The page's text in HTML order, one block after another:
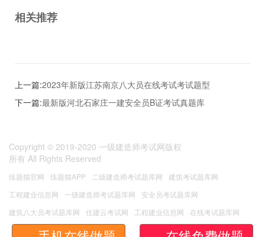
相关推荐
上一篇:2023年新版江苏南京八大员在线考试考试题型
下一篇:最新版河北石家庄一建安全员B证考试真题库
Copyright © 2019-2020 一级建造师考试网版权
所有 All Rights Reserved
练题猫官网 练题猫APP 二级建造师考试题库网
建筑考试题库网
工程建业信息网
一级建造师考试题库网
安全员考试题库网
建筑八大员考试题库网
住建云考试网 工程建业信息网
在线考试题库网
无忧考试网
安管人员考试题库